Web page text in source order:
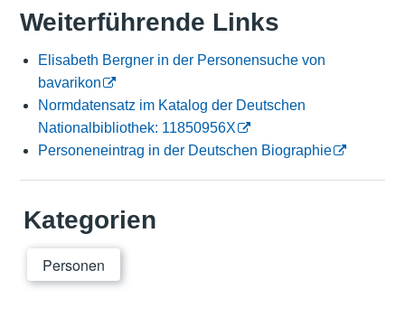
Weiterführende Links
Elisabeth Bergner in der Personensuche von
bavarikon
Normdatensatz im Katalog der Deutschen
Nationalbibliothek: 11850956X
Personeneintrag in der Deutschen Biographie
Kategorien
Personen